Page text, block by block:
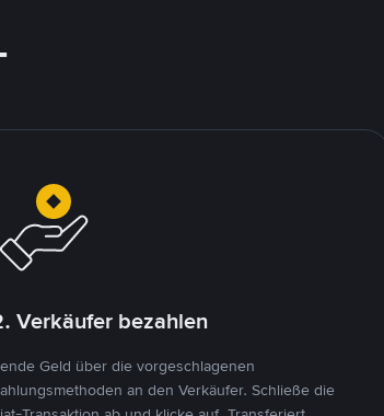
Verkäufer bezahlen
Geld über die vorgeschlagenen
an den Verkäufer. Schließe die